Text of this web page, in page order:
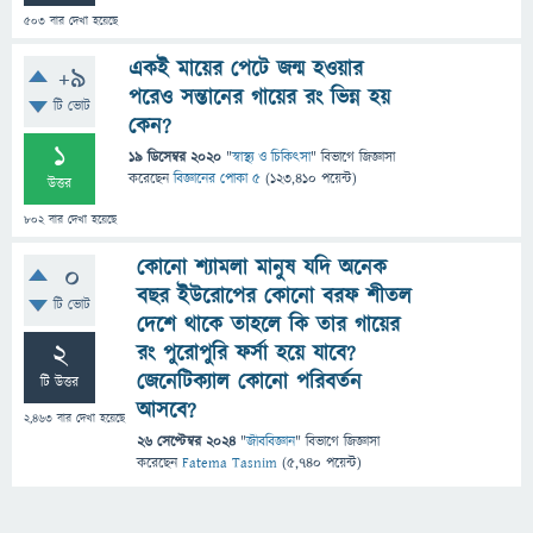
503 বার দেখা হয়েছে
+9
টি ভোট
1
উত্তর
802বার দেখা হয়েছে
একই মায়ের পেটে জন্ম হওয়ার
পরেও সন্তানের গায়ের রং ভিন্ন হয়
কেন?
19 ডিসেম্বর 2020 "স্বাস্থ্য ও চিকিৎসা" বিভাগে জিজ্ঞাসা
করেছেনবিজ্ঞানের পোকা ৫ (123,410 পয়েন্ট)
0
টি ভোট
2
টি উত্তর
2,463 বার দেখা হয়েছে
কোনো শ্যামলা মানুষ যদি অনেক
বছর ইউরোপের কোনো বরফ শীতল
দেশে থাকে তাহলে কি তার গায়ের
রং পুরোপুরি ফর্সা হয়ে যাবে?
জেনেটিক্যাল কোনো পরিবর্তন
আসবে?
26 সেপ্টেম্বর 2024 "জীববিজ্ঞান" বিভাগে জিজ্ঞাসা
করেছেনFatema Tasnim (5,740 পয়েন্ট)